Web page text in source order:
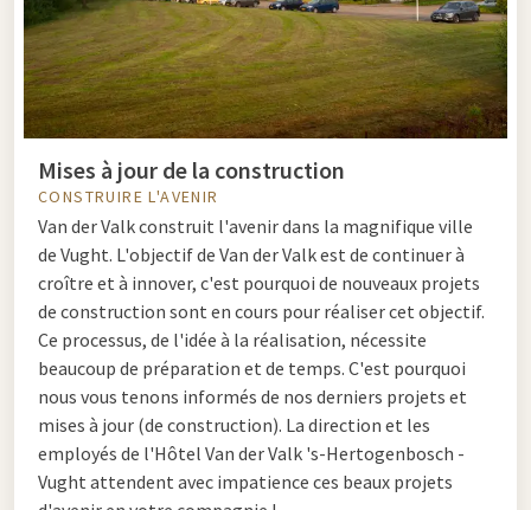
Mises à jour de la construction
CONSTRUIRE L'AVENIR
Van der Valk construit l'avenir dans la magnifique ville
de Vught. L'objectif de Van der Valk est de continuer à
croître et à innover, c'est pourquoi de nouveaux projets
de construction sont en cours pour réaliser cet objectif.
Ce processus, de l'idée à la réalisation, nécessite
beaucoup de préparation et de temps. C'est pourquoi
nous vous tenons informés de nos derniers projets et
mises à jour (de construction). La direction et les
employés de l'Hôtel Van der Valk 's-Hertogenbosch -
Vught attendent avec impatience ces beaux projets